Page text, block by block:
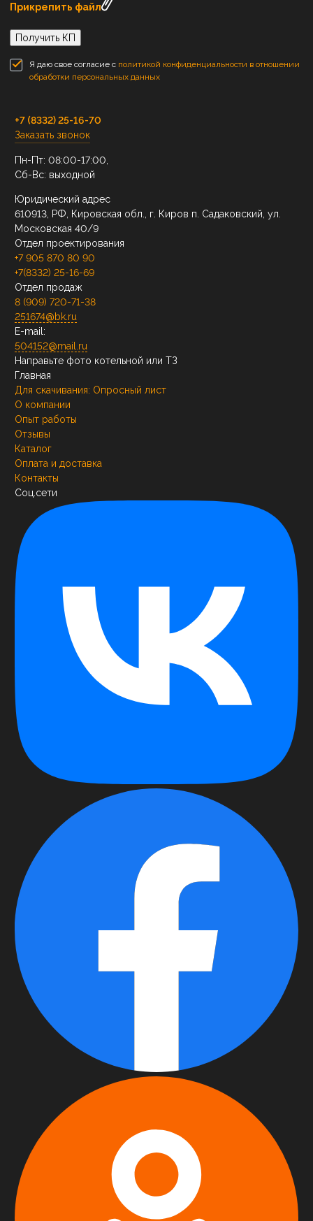
Прикрепить файл
Получить КП
Я даю свое согласие с политикой конфиденциальности в отношении
обработки персональных данных
+7 (8332) 25-16-70
Заказать звонок
Пн-Пт: 08:00-17:00,
Сб-Вс: выходной
Юридический адрес
610913, РФ, Кировская обл., г. Киров п. Садаковский, ул.
Московская 40/9
Отдел проектирования
+7 905 870 80 90
+7(8332) 25-16-69
Отдел продаж
8 (909) 720-71-38
251674@bk.ru
E-mail:
504152@mail.ru
Направьте фото котельной или ТЗ
Главная
Для скачивания: Опросный лист
О компании
Опыт работы
Отзывы
Каталог
Оплата и доставка
Контакты
Соц.сети